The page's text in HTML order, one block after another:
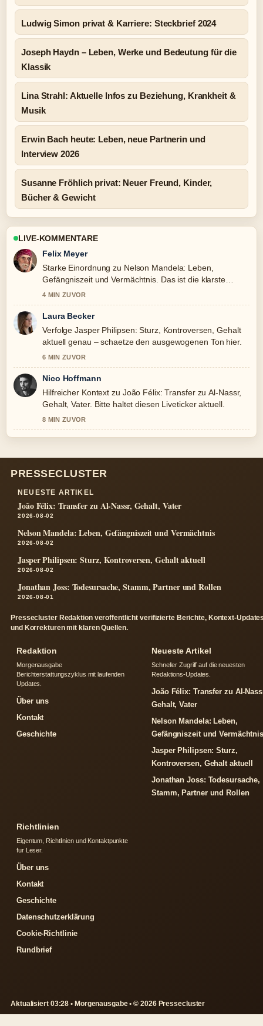
Ludwig Simon privat & Karriere: Steckbrief 2024
Joseph Haydn – Leben, Werke und Bedeutung für die
Klassik
Lina Strahl: Aktuelle Infos zu Beziehung, Krankheit &
Musik
Erwin Bach heute: Leben, neue Partnerin und
Interview 2026
Susanne Fröhlich privat: Neuer Freund, Kinder,
Bücher & Gewicht
LIVE-KOMMENTARE
Felix Meyer
Starke Einordnung zu Nelson Mandela: Leben,
Gefängniszeit und Vermächtnis. Das ist die klarste
Zusammenfassung, die ich heute gesehen habe.
4 MIN ZUVOR
Laura Becker
Verfolge Jasper Philipsen: Sturz, Kontroversen, Gehalt
aktuell genau – schaetze den ausgewogenen Ton hier.
6 MIN ZUVOR
Nico Hoffmann
Hilfreicher Kontext zu João Félix: Transfer zu Al-Nassr,
Gehalt, Vater. Bitte haltet diesen Liveticker aktuell.
8 MIN ZUVOR
PRESSECLUSTER
NEUESTE ARTIKEL
João Félix: Transfer zu Al-Nassr, Gehalt, Vater
2026-08-02
Nelson Mandela: Leben, Gefängniszeit und Vermächtnis
2026-08-02
Jasper Philipsen: Sturz, Kontroversen, Gehalt aktuell
2026-08-02
Jonathan Joss: Todesursache, Stamm, Partner und Rollen
2026-08-01
Pressecluster Redaktion veroffentlicht verifizierte Berichte, Kontext-
und Korrekturen mit klaren Quellen.
Redaktion
Morgenausgabe
Berichterstattungszyklus mit laufenden
Updates.
Über uns
Kontakt
Geschichte
Neueste Artikel
Schneller Zugriff auf die neuesten
Redaktions-Updates.
João Félix: Transfer zu Al-
Gehalt, Vater
Nelson Mandela: Leben,
Gefängniszeit und
Jasper Philipsen: Sturz,
Kontroversen, Gehalt aktuell
Jonathan Joss: Todesursache,
Stamm, Partner und Rollen
Richtlinien
Eigentum, Richtlinien und Kontaktpunkte
fur Leser.
Über uns
Kontakt
Geschichte
Datenschutzerklärung
Cookie-Richtlinie
Rundbrief
Aktualisiert 03:28 • Morgenausgabe • © 2026 Pressecluster